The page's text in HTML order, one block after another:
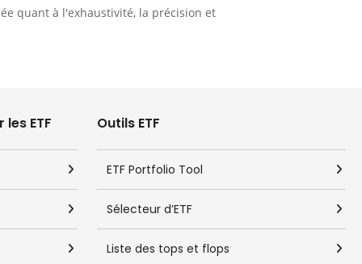
quant à l'exhaustivité, la précision et